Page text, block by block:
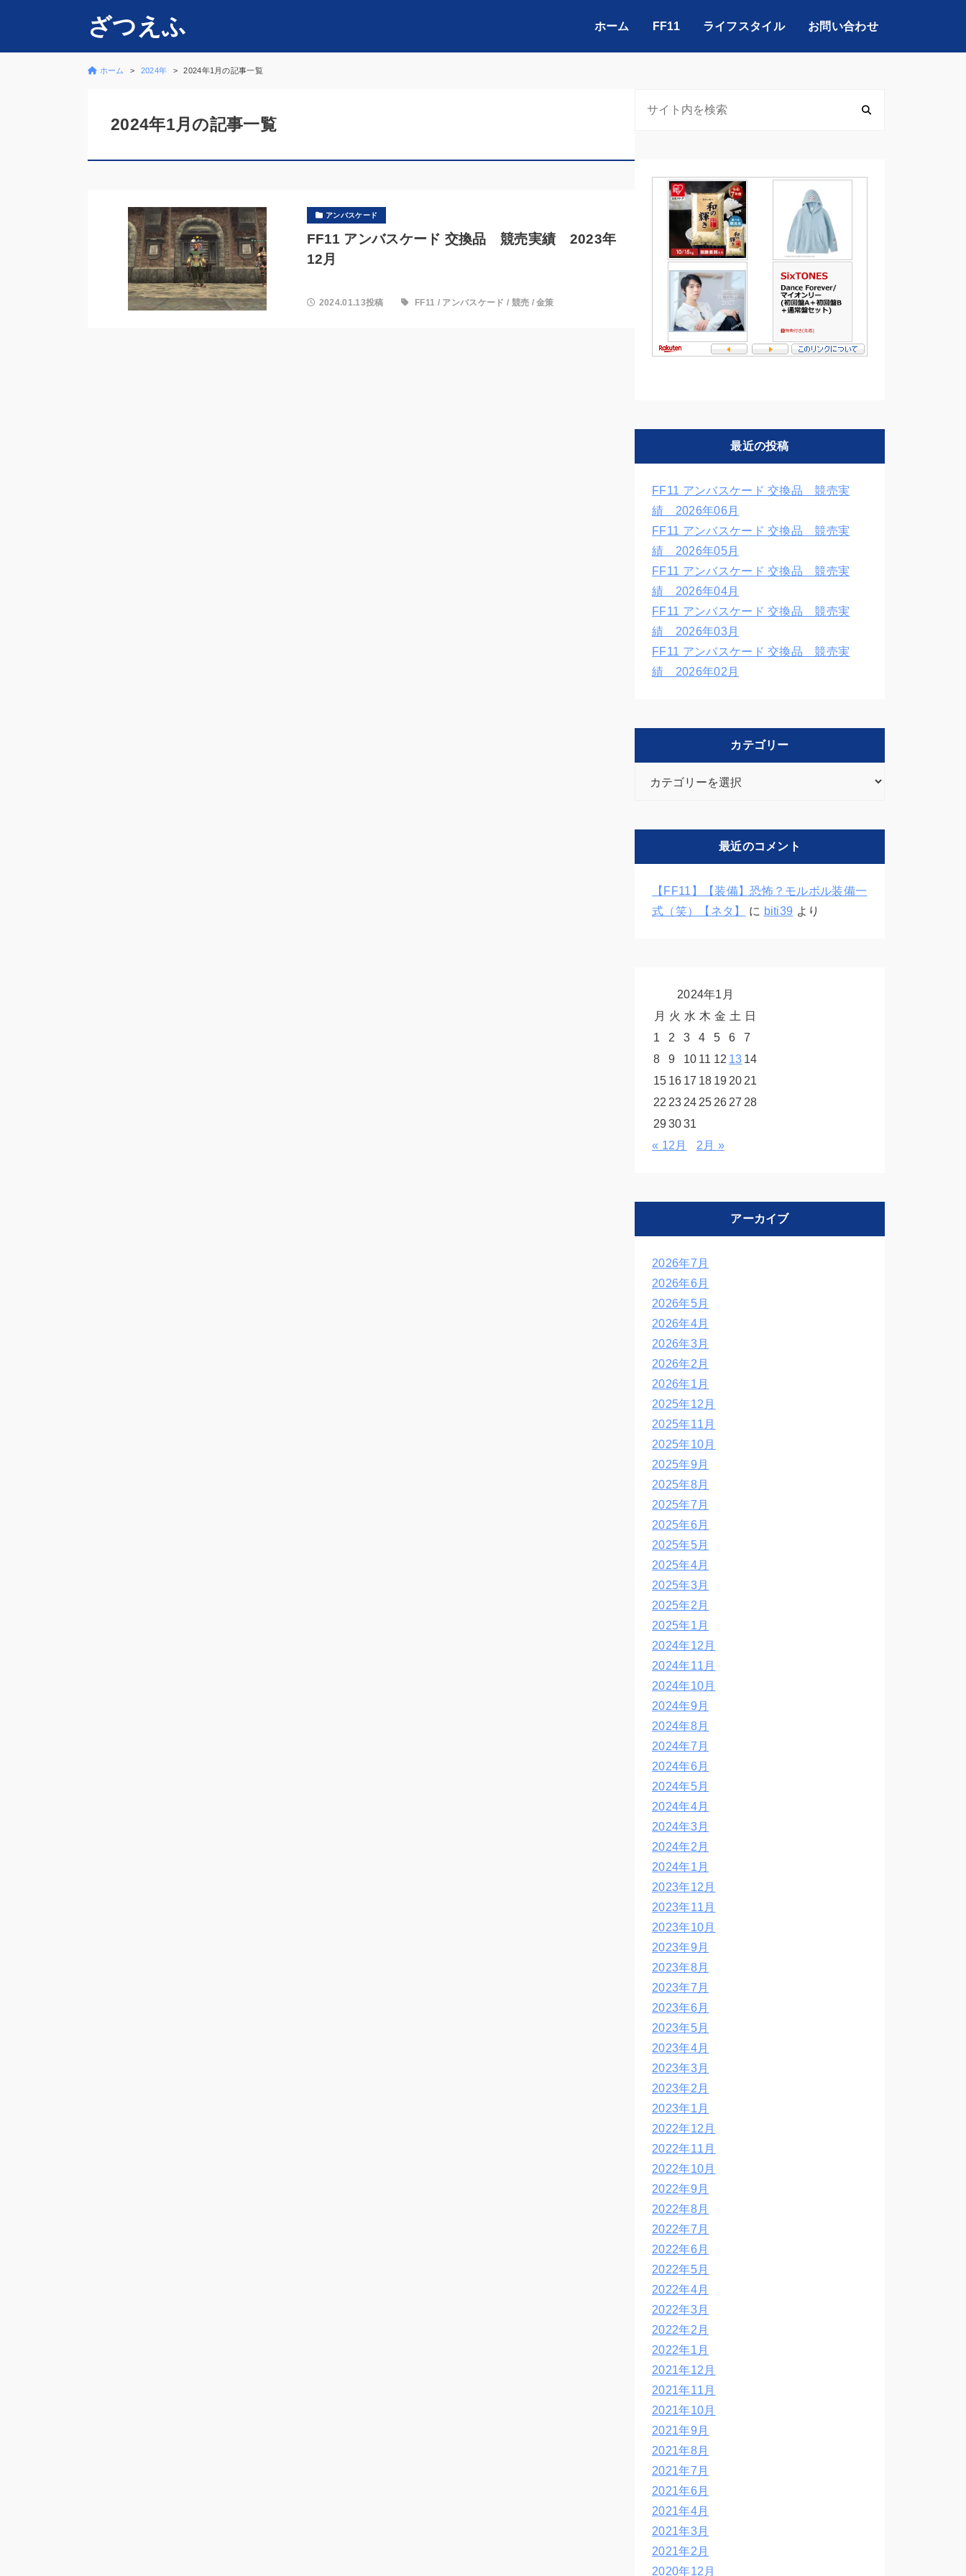
ざつえふ ホーム FF11 ライフスタイル お問い合わせ
ホーム 2024年 2024年1月の記事一覧
2024年1月の記事一覧
アンバスケード
FF11 アンバスケード 交換品 競売実績 2023年
12月
2024.01.13投稿 FF11 / アンバスケード / 競売 /金策
最近の投稿
FF11 アンバスケード 交換品 競売実
績 2026年06月
FF11 アンバスケード 交換品 競売実
績 2026年05月
FF11 アンバスケード 交換品 競売実
績 2026年04月
FF11 アンバスケード 交換品 競売実
績 2026年03月
FF11 アンバスケード 交換品 競売実
績 2026年02月
カテゴリー
リ
最近のコメント
【FF11】【装備】恐怖？モルボル装備一
式（笑）【ネタ】
に biti39 より
2024年1月
月 火 水 木 金 土 日
1
2 3 4 5 6
7
8
9 10 11 12 13 14
15 16 17 18 19 20 21
22 23 24 25 26 27 28
293031
« 12月
2月 »
アーカイブ
2026年7月
2026年6月
2026年5月
2026年4月
2026年3月
2026年2月
2026年1月
2025年12月
2025年11月
2025年10月
2025年9月
2025年8月
2025年7月
2025年6月
2025年5月
2025年4月
2025年3月
2025年2月
2025年1月
2024年12月
2024年11月
2024年10月
2024年9月
2024年8月
2024年7月
2024年6月
2024年5月
2024年4月
2024年3月
2024年2月
2024年1月
2023年12月
2023年11月
2023年10月
2023年9月
2023年8月
2023年7月
2023年6月
2023年5月
2023年4月
2023年3月
2023年2月
2023年1月
2022年12月
2022年11月
2022年10月
2022年9月
2022年8月
2022年7月
2022年6月
2022年5月
2022年4月
2022年3月
2022年2月
2022年1月
2021年12月
2021年11月
2021年10月
2021年9月
2021年8月
2021年7月
2021年6月
2021年4月
2021年3月
2021年2月
2020年12月